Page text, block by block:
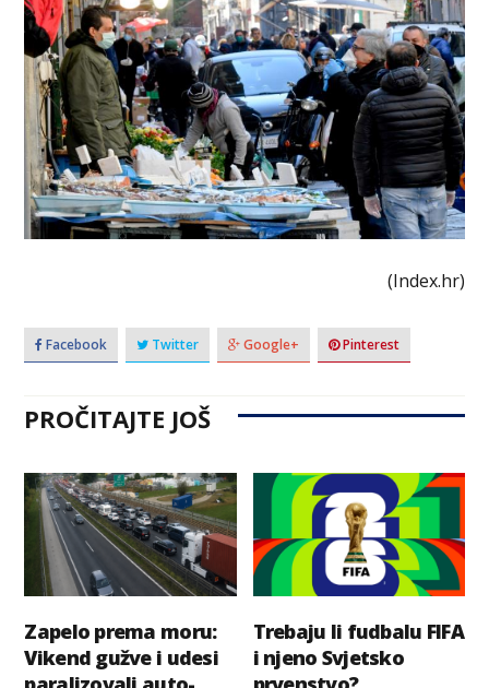
(Index.hr)
Facebook Twitter Google+ Pinterest
PROČITAJTE JOŠ
Zapelo prema moru:
Vikend gužve i udesi
Trebaju li fudbalu FIFA
i njeno Svjetsko